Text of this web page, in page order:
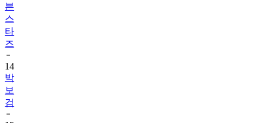
븐
스
타
즈
14
박
보
검